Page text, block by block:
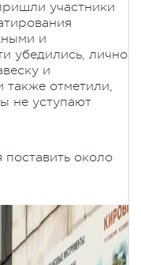
участники
и
убедились, лично
и
также отметили,
не уступают
около